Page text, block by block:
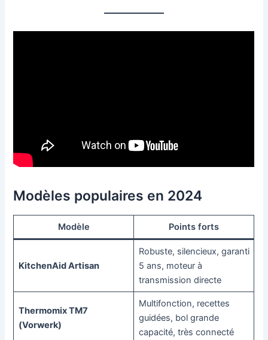
Modèles populaires en 2024
Modèle Points forts
KitchenAid Artisan
Robuste, silencieux, garanti
5 ans, moteur à
transmission directe
Thermomix TM7
(Vorwerk)
Multifonction, recettes
guidées, bol grande
capacité, très connecté